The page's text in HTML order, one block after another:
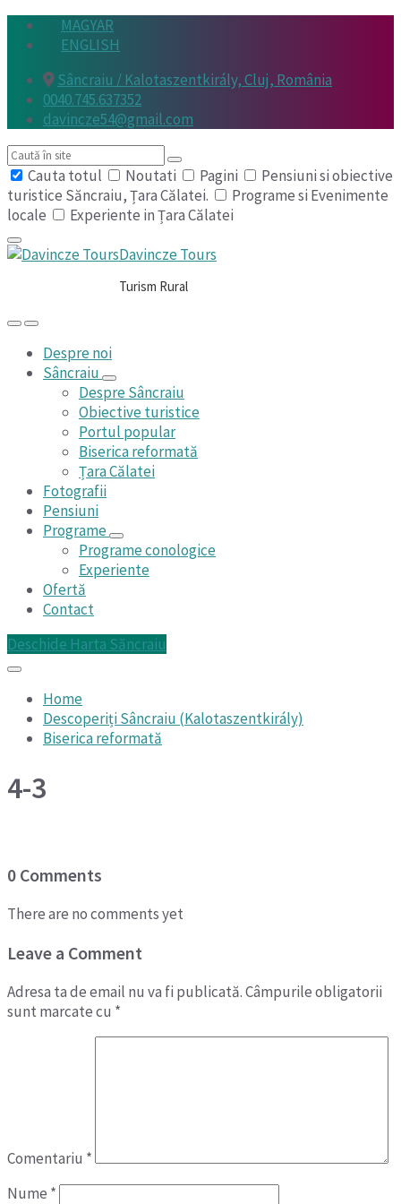
Skip
Skip
navigation
Skip
MAGYAR
ENGLISH
Sâncraiu / Kalotaszentkirály, Cluj, România
0040.745.637352
davincze54@gmail.com
Search
Cauta totul
Noutati Pagini
Pensiuni si obiective
turistice Săncraiu, Țara Călatei.
Programe si Evenimente
locale
Experiente in Țara Călatei
Davincze Tours
Turism Rural
Despre noi
Sâncraiu
Despre Sâncraiu
Obiective turistice
Portul popular
Biserica reformată
Țara Călatei
Fotografii
Pensiuni
Programe
Programe conologice
Experiente
Ofertă
Contact
Deschide Harta Săncraiu
Home
Descoperiți Sâncraiu (Kalotaszentkirály)
Biserica reformată
4-3
0 Comments
There are no comments yet
Leave a Comment
Adresa ta de email nu va fi publicată.Câmpurile obligatorii
sunt marcate cu *
Comentariu *
Nume *